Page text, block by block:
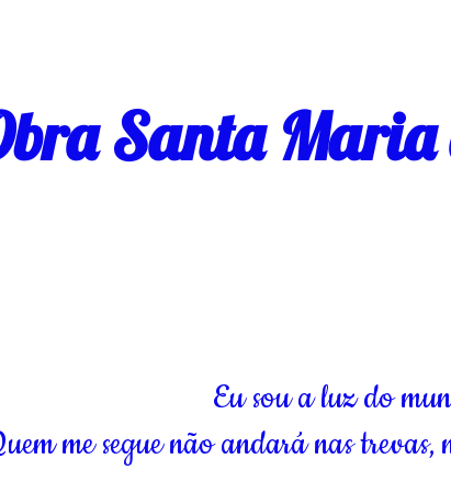
Santa Maria
Eu sou a luz do
me segue não andará nas